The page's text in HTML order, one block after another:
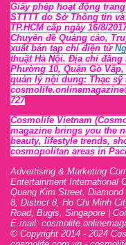
Giấy phép hoạt động
STTTT do Sở Thông tin
TP.HCM cấp ngày 16/8/
Chuyên đề Quảng cáo,
xuất bản tạp chí điện tử
thuật Hà Nội. Địa chỉ đăng
Phường 10, Quận Gò
quản lý nội dung: Thạc sỹ
727
Cosmolife Vietnam
magazine brings you the
beauty, lifestyle trends,
cosmopolitan areas in
Advertising & Marketing
Entertainment International
Quang Kim Street,
8, District 8, Ho Chi Minh
Road, Bugis, Singapore |
E-mail:
© Copyright 2014 - 2024